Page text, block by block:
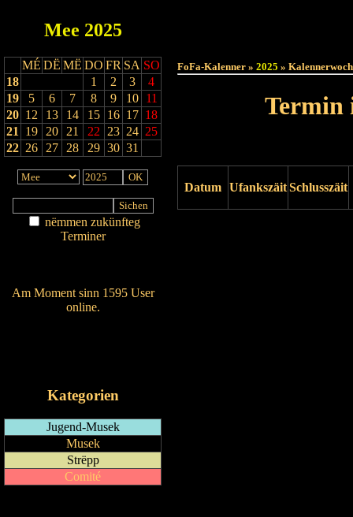
Mee 2025
MÉ DË MË DO FR SA SO
18
1 2 3
4
19
5 6 7 8 9 10
11
20 12 13 14 15 16 17 18
21
19 20 21 22 23 24 25
22 26 27 28 29 30 31
nëmmen zukünfteg
Terminer
Am Moment sinn 1595 User
online.
Kategorien
Jugend-Musek
Musek
Strëpp
Comité
FoFa-Kalenner » 2025 »
Termin
Datum UfankszäitSchlusszäit